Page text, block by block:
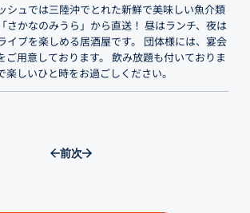
シュでは三陸沖でとれた新鮮で美味しい魚介類
さかなのみうら」から直送！ 昼はランチ、夜は
イブを楽しめる居酒屋です。 団体様には、宴会
ご用意しております。 飲み放題も付いておりま
楽しいひと時をお過ごしください。
前次